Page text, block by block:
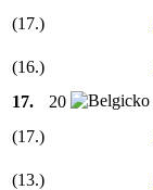
(17.)
(16.)
17.
20
(17.)
(13.)